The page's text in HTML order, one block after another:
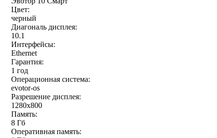
Цвет:
черный
Диагональ дисплея:
10.1
Интерфейсы:
Ethernet
Гарантия:
1 год
Операционная система:
evotor-os
Разрешение дисплея:
1280x800
Память:
8 Гб
Оперативная память: